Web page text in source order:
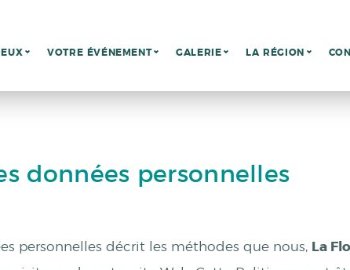
VOTRE ÉVÉNEMENT GALERIE LA RÉGION
données personnelles
personnelles décrit les méthodes que nous, La